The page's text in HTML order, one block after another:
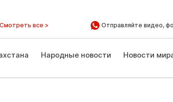
Смотреть все > Отправляйте видео,
Народные новости Новости